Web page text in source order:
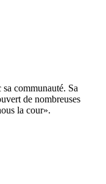
communauté. Sa
de nombreuses
la cour».